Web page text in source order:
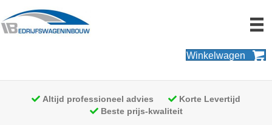
Winkelwagen
Altijd professioneel advies
Korte Levertijd
Beste prijs-kwaliteit